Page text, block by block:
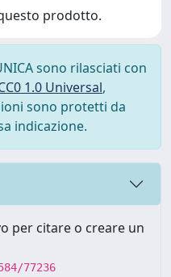
prodotto.
sono rilasciati con
1.0 Universal,
sono protetti da
indicazione.
per citare o creare un
77236